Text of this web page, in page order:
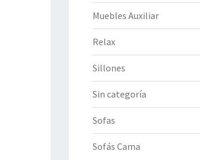
Muebles Auxiliar
Relax
Sillones
Sin categoría
Sofas
Sofás Cama